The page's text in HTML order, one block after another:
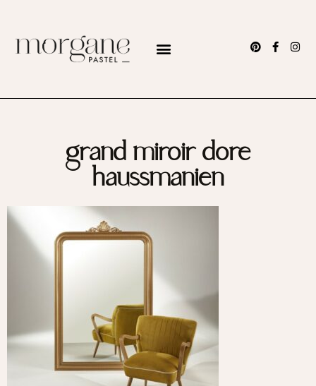
grand miroir dore
haussmanien